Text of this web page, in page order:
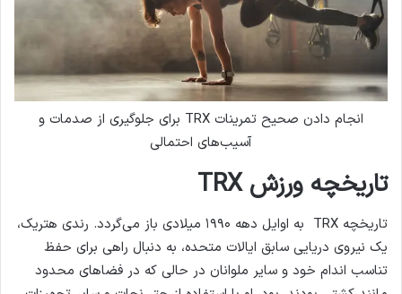
انجام دادن صحیح تمرینات TRX برای جلوگیری از صدمات و
آسیب‌های احتمالی
تاریخچه ورزشTRX
تاریخچه TRX به اوایل دهه ۱۹۹۰ میلادی باز می‌گردد. رندی هتریک،
یک نیروی دریایی سابق ایالات متحده، به دنبال راهی برای حفظ
تناسب اندام خود و سایر ملوانان در حالی که در فضاهای محدود